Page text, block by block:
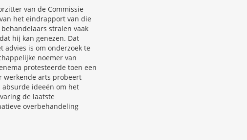
van de Commissie
het eindrapport van die
stralen vaak
hij kan genezen. Dat
advies is om onderzoek te
noemer van
protesteerde toen een
werkende arts probeert
ideeën om het
de laatste
overbehandeling